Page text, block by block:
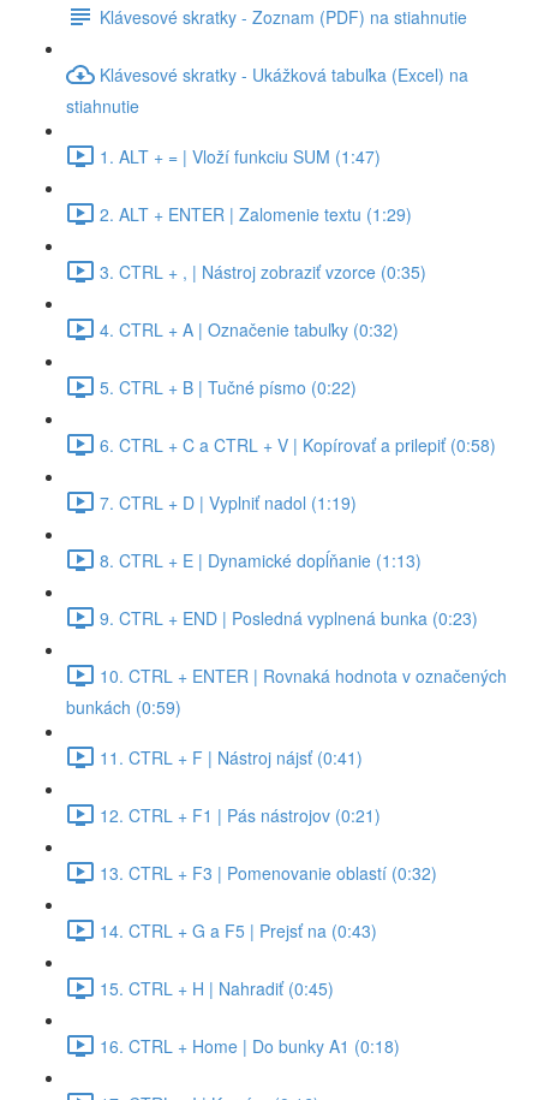
Klávesové skratky - Zoznam (PDF) na stiahnutie
Klávesové skratky - Ukážková tabuľka (Excel) na
stiahnutie
1. ALT + = | Vloží funkciu SUM (1:47)
2. ALT + ENTER | Zalomenie textu (1:29)
3. CTRL + , | Nástroj zobraziť vzorce (0:35)
4. CTRL + A | Označenie tabuľky (0:32)
5. CTRL + B | Tučné písmo (0:22)
6. CTRL + C a CTRL + V | Kopírovať a prilepiť (0:58)
7. CTRL + D | Vyplniť nadol (1:19)
8. CTRL + E | Dynamické dopĺňanie (1:13)
9. CTRL + END | Posledná vyplnená bunka (0:23)
10. CTRL + ENTER | Rovnaká hodnota v označených
bunkách (0:59)
11. CTRL + F | Nástroj nájsť (0:41)
12. CTRL + F1 | Pás nástrojov (0:21)
13. CTRL + F3 | Pomenovanie oblastí (0:32)
14. CTRL + G a F5 | Prejsť na (0:43)
15. CTRL + H | Nahradiť (0:45)
16. CTRL + Home | Do bunky A1 (0:18)